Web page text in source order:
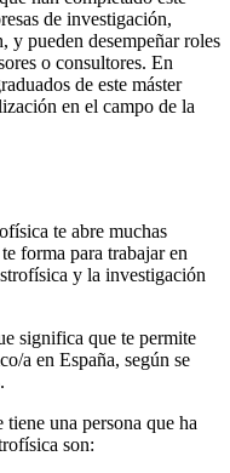
de investigación,
y pueden desempeñar roles
o consultores. En
de este máster
en el campo de la
te abre muchas
forma para trabajar en
y la investigación
significa que te permite
a en España, según se
una persona que ha
son: